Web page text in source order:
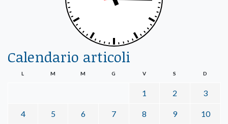
Calendario articoli
L M M G V S D
1 2 3
4 5 6 7 8 9 10